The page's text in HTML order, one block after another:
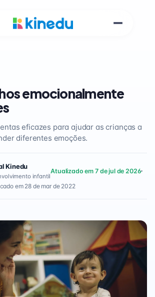
emocionalmente
eficazes para ajudar as crianças a
diferentes emoções.
Kinedu
infantil
Atualizado em 7 de jul de 2026
em 28 de mar de 2022